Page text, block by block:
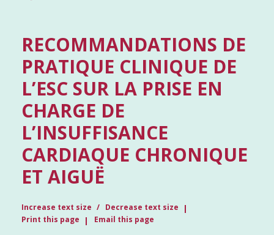
RECOMMANDATIONS DE
PRATIQUE CLINIQUE DE
L’ESC SUR LA PRISE EN
CHARGE DE
L’INSUFFISANCE
CARDIAQUE CHRONIQUE
ET AIGUË
Increase text size
Decrease text size
Print this page
Email this page